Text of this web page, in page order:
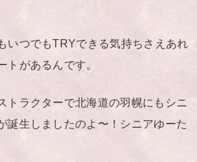
いつでもTRYできる気持ちさえあれ
トがあるんです。
トラクターで北海道の羽幌にもシニ
誕生しましたのよ〜！シニアゆーた